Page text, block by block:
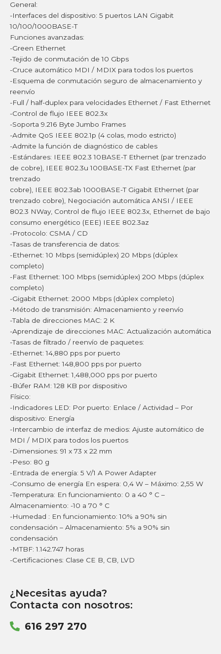
General:
-Interfaces del dispositivo: 5 puertos LAN Gigabit
10/100/1000BASE-T
Funciones avanzadas:
-Green Ethernet
-Tejido de conmutación de 10 Gbps
-Cruce automático MDI / MDIX para todos los puertos
-Esquema de conmutación seguro de almacenamiento y
reenvío
-Full / half-duplex para velocidades Ethernet / Fast Ethernet
-Control de flujo IEEE 802.3x
-Soporta 9.216 Byte Jumbo Frames
-Admite QoS IEEE 802.1p (4 colas, modo estricto)
-Admite la función de diagnóstico de cables
-Estándares: IEEE 802.3 10BASE-T Ethernet (par trenzado
de cobre), IEEE 802.3u 100BASE-TX Fast Ethernet (par
trenzado
cobre), IEEE 802.3ab 1000BASE-T Gigabit Ethernet (par
trenzado cobre), Negociación automática ANSI / IEEE
802.3 NWay, Control de flujo IEEE 802.3x, Ethernet de bajo
consumo energético (EEE) IEEE 802.3az
-Protocolo: CSMA / CD
-Tasas de transferencia de datos:
-Ethernet: 10 Mbps (semidúplex) 20 Mbps (dúplex
completo)
-Fast Ethernet: 100 Mbps (semidúplex) 200 Mbps (dúplex
completo)
-Gigabit Ethernet: 2000 Mbps (dúplex completo)
-Método de transmisión: Almacenamiento y reenvío
-Tabla de direcciones MAC: 2 K
-Aprendizaje de direcciones MAC: Actualización automática
-Tasas de filtrado / reenvío de paquetes:
-Ethernet: 14,880 pps por puerto
-Fast Ethernet: 148,800 pps por puerto
-Gigabit Ethernet: 1,488,000 pps por puerto
-Búfer RAM: 128 KB por dispositivo
Físico:
-Indicadores LED: Por puerto: Enlace / Actividad – Por
dispositivo: Energía
-Intercambio de interfaz de medios: Ajuste automático de
MDI / MDIX para todos los puertos
-Dimensiones: 91 x 73 x 22 mm
-Peso: 80 g
-Entrada de energía: 5 V/1 A Power Adapter
-Consumo de energía En espera: 0,4 W – Máximo: 2,55 W
-Temperatura: En funcionamiento: 0 a 40 ° C –
Almacenamiento: -10 a 70 ° C
-Humedad : En funcionamiento: 10% a 90% sin
condensación – Almacenamiento: 5% a 90% sin
condensación
-MTBF: 1.142.747 horas
-Certificaciones: Clase CE B, CB, LVD
¿Necesitas ayuda?
Contacta con nosotros:
616 297 270